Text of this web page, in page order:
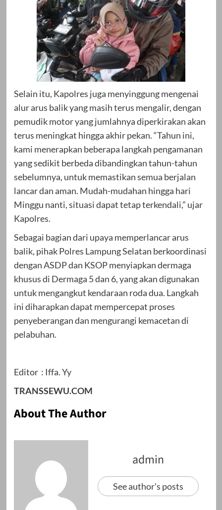
Selain itu, Kapolres juga menyinggung mengenai
alur arus balik yang masih terus mengalir, dengan
pemudik motor yang jumlahnya diperkirakan akan
terus meningkat hingga akhir pekan. “Tahun ini,
kami menerapkan beberapa langkah pengamanan
yang sedikit berbeda dibandingkan tahun-tahun
sebelumnya, untuk memastikan semua berjalan
lancar dan aman. Mudah-mudahan hingga hari
Minggu nanti, situasi dapat tetap terkendali,” ujar
Kapolres.
Sebagai bagian dari upaya memperlancar arus
balik, pihak Polres Lampung Selatan berkoordinasi
dengan ASDP dan KSOP menyiapkan dermaga
khusus di Dermaga 5 dan 6, yang akan digunakan
untuk mengangkut kendaraan roda dua. Langkah
ini diharapkan dapat mempercepat proses
penyeberangan dan mengurangi kemacetan di
pelabuhan.
Editor : Iffa. Yy
TRANSSEWU.COM
About The Author
admin
See author's posts